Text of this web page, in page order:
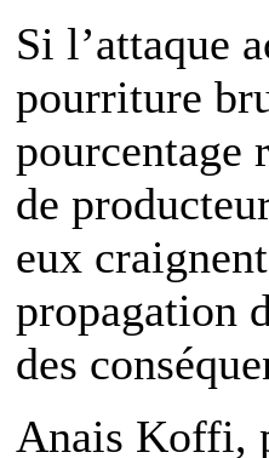
Si l’attaque
pourriture
pourcentage
de
eux
propagation
des
Anais Koffi,